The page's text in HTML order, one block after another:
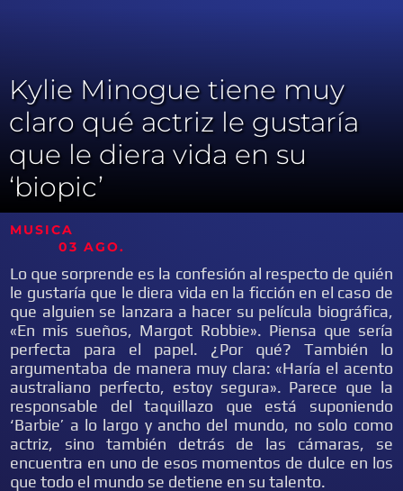
Kylie Minogue tiene muy
claro qué actriz le gustaría
que le diera vida en su
‘biopic’
MUSICA
03 AGO.
Lo que sorprende es la confesión al respecto de quién
le gustaría que le diera vida en la ficción en el caso de
que alguien se lanzara a hacer su película biográfica,
«En mis sueños, Margot Robbie». Piensa que sería
perfecta para el papel. ¿Por qué? También lo
argumentaba de manera muy clara: «Haría el acento
australiano perfecto, estoy segura». Parece que la
responsable del taquillazo que está suponiendo
‘Barbie’ a lo largo y ancho del mundo, no solo como
actriz, sino también detrás de las cámaras, se
encuentra en uno de esos momentos de dulce en los
que todo el mundo se detiene en su talento.